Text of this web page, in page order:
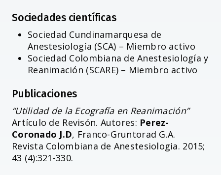
Sociedades científicas
Sociedad Cundinamarquesa de
Anestesiología (SCA) – Miembro activo
Sociedad Colombiana de Anestesiología y
Reanimación (SCARE) – Miembro activo
Publicaciones
“Utilidad de la Ecografía en Reanimación”
Artículo de Revisón. Autores: Perez-
Coronado J.D, Franco-Gruntorad G.A.
Revista Colombiana de Anestesiologia. 2015;
43 (4):321-330.